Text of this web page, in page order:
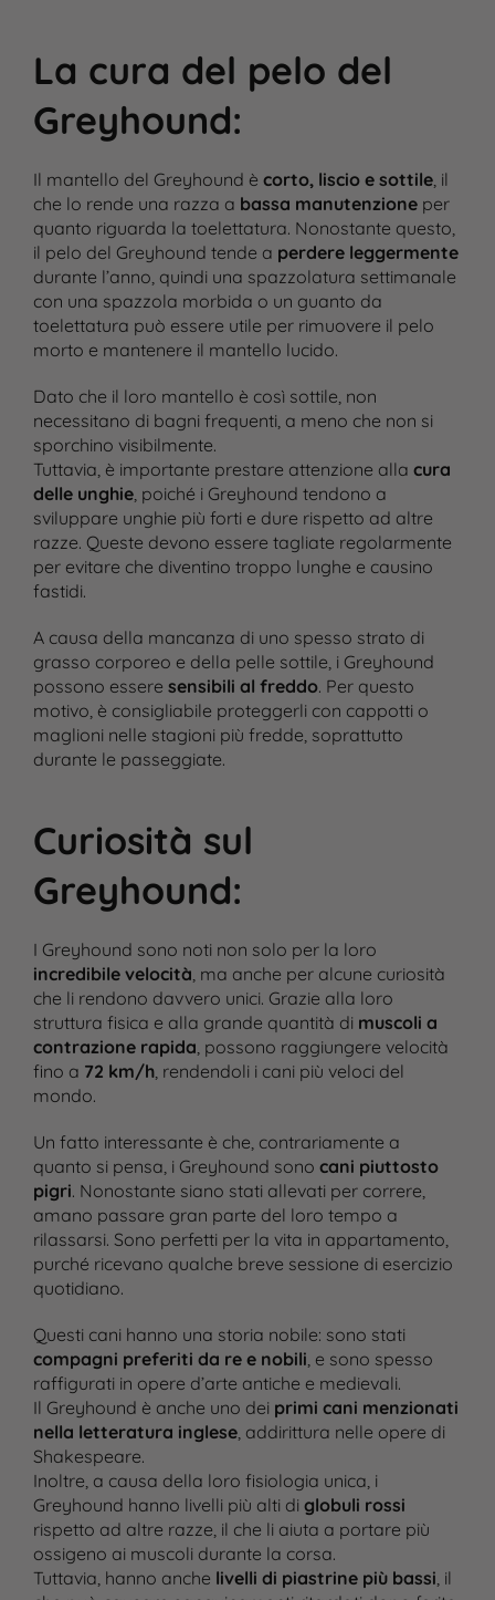
La cura del pelo del
Greyhound:
Il mantello del Greyhound è corto, liscio e sottile, il
che lo rende una razza a bassa manutenzioneper
quanto riguarda la toelettatura. Nonostante questo,
il pelo del Greyhound tende a perdere leggermente
durante l’anno, quindi una spazzolatura settimanale
con una spazzola morbida o un guanto da
toelettatura può essere utile per rimuovere il pelo
morto e mantenere il mantello lucido​.
Dato che il loro mantello è così sottile, non
necessitano di bagni frequenti, a meno che non si
sporchino visibilmente.
Tuttavia, è importante prestare attenzione alla cura
delle unghie, poiché i Greyhound tendono a
sviluppare unghie più forti e dure rispetto ad altre
razze. Queste devono essere tagliate regolarmente
per evitare che diventino troppo lunghe e causino
fastidi​.
A causa della mancanza di uno spesso strato di
grasso corporeo e della pelle sottile, i Greyhound
possono essere sensibili al freddo. Per questo
motivo, è consigliabile proteggerli con cappotti o
maglioni nelle stagioni più fredde, soprattutto
durante le passeggiate.
Curiosità sul
Greyhound:
I Greyhound sono noti non solo per la loro
incredibile velocità, ma anche per alcune curiosità
che li rendono davvero unici. Grazie alla loro
struttura fisica e alla grande quantità di muscoli a
contrazione rapida, possono raggiungere velocità
fino a 72 km/h, rendendoli i cani più veloci del
mondo​.
Un fatto interessante è che, contrariamente a
quanto si pensa, i Greyhound sono cani piuttosto
pigri. Nonostante siano stati allevati per correre,
amano passare gran parte del loro tempo a
rilassarsi. Sono perfetti per la vita in appartamento,
purché ricevano qualche breve sessione di esercizio
quotidiano​.
Questi cani hanno una storia nobile: sono stati
compagni preferiti da re e nobili, e sono spesso
raffigurati in opere d’arte antiche e medievali.
Il Greyhound è anche uno dei primi cani menzionati
nella letteratura inglese, addirittura nelle opere di
Shakespeare​.
Inoltre, a causa della loro fisiologia unica, i
Greyhound hanno livelli più alti di globuli rossi
rispetto ad altre razze, il che li aiuta a portare più
ossigeno ai muscoli durante la corsa.
Tuttavia, hanno anche livelli di piastrine più bassi, il